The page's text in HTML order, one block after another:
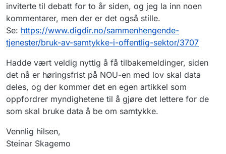
inviterte til debatt for to år siden, og jeg la inn noen
kommentarer, men der er det også stille.
Se: https://www.digdir.no/sammenhengende-
tjenester/bruk-av-samtykke-i-offentlig-sektor/3707
Hadde vært veldig nyttig å få tilbakemeldinger, siden
det nå er høringsfrist på NOU-en med lov skal data
deles, og der kommer det en egen artikkel som
oppfordrer myndighetene til å gjøre det lettere for de
som skal bruke data å be om samtykke.
Vennlig hilsen,
Steinar Skagemo